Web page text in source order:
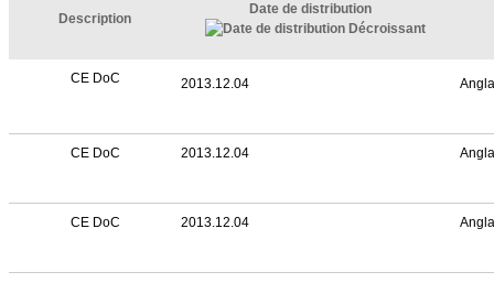
Description
Date de distribution
CE DoC 2013.12.04
CE DoC 2013.12.04
CE DoC 2013.12.04